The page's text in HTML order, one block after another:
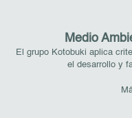
Medio
El grupo Kotobuki aplica
el desarrollo y